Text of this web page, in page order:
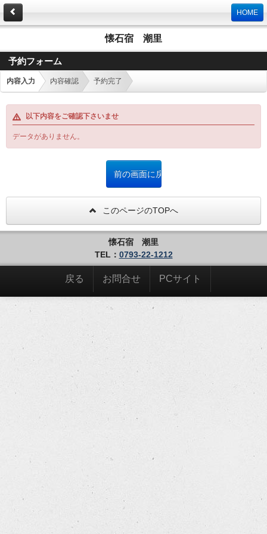
HOME
懐石宿 潮里
予約フォーム
内容入力 内容確認 予約完了
以下内容をご確認下さいませ
データがありません。
このページのTOPへ
懐石宿 潮里
TEL： 0793-22-1212
戻る お問合せ PCサイト